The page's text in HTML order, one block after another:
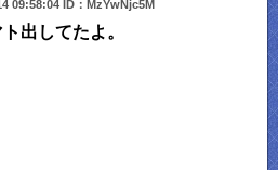
09:58:04 ID：MzYwNjc5M
出してたよ。